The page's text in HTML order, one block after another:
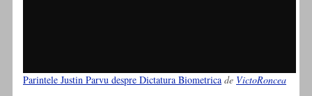
Parintele Justin Parvu despre Dictatura Biometrica de VictoRoncea